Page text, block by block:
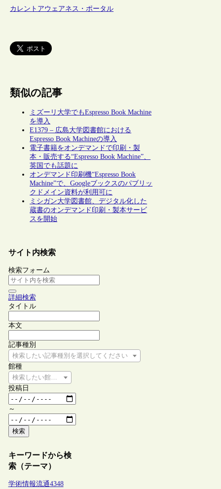
カレントアウェアネス・ポータル
類似の記事
ミズーリ大学でもEspresso Book Machine
を導入
E1379 – 広島大学図書館における
Espresso Book Machineの導入
電子書籍をオンデマンドで印刷・製
本・販売する“Espresso Book Machine”、
英国でも話題に
オンデマンド印刷機“Espresso Book
Machine”で、Googleブックスのパブリッ
クドメイン資料が利用可に
ミシガン大学図書館、デジタル化した
蔵書のオンデマンド印刷・製本サービ
スを開始
サイト内検索
検索フォーム
詳細検索
タイトル
本文
記事種別
検索したい記事種別を選択してください
館種
検索したい館種を選択してください
投稿日
～
検索
キーワードから検
索（テーマ）
学術情報流通4348